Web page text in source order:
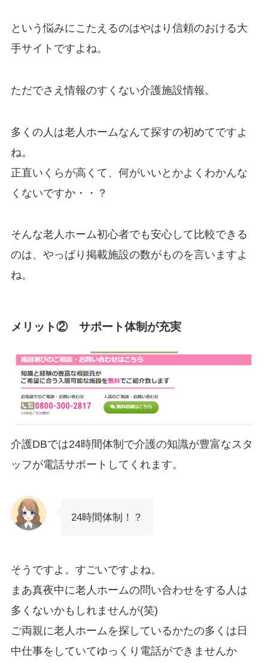
という悩みにこたえるのはやはり信頼のおける大
手サイトですよね。
ただでさえ情報のすくない介護施設情報。
多くの人は老人ホームなんて探すの初めてですよ
ね。
正直いくらが高くて、何がいいとかよくわかんな
くないですか・・？
そんな老人ホーム初心者でも安心して比較できる
のは、やっぱり掲載施設の数がものを言いますよ
ね。
メリット② サポート体制が充実
介護DBでは24時間体制で介護の知識が豊富なスタ
ッフが電話サポートしてくれます。
24時間体制！？
そうですよ。すごいですよね。
まあ真夜中に老人ホームの問い合わせをする人は
多くないかもしれませんが(笑)
ご両親に老人ホームを探しているかたの多くは日
中仕事をしていてゆっくり電話ができませんか